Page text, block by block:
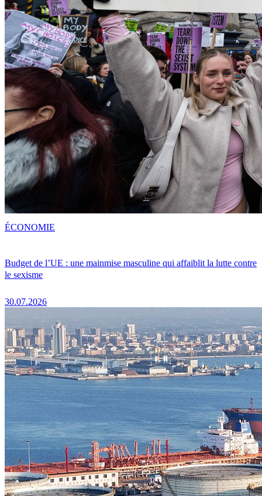
Budget de l’UE : une mainmise masculine qui affaiblit la lutte contre
le sexisme
30.07.2026
ÉCONOMIE